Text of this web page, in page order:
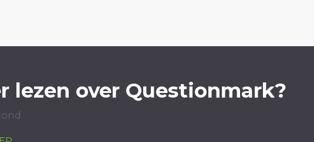
lezen over Questionmark?